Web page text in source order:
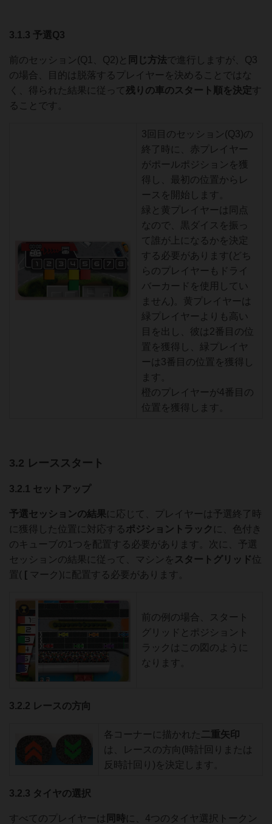
3.1.3 予選Q3
前のセッション(Q1、Q2)と 同じ方法で進行しますが、Q3
の場合、目的は脱落するプレイヤーを決めることではな
く、得られた結果に従って残りの車のスタート順を決定す
ることです。
3回目のセッション(Q3)の
終了時に、赤プレイヤー
がポールポジションを獲
得し、最初の位置からレ
ースを開始します。
緑と黄プレイヤーは同点
なので、黒ダイスを振っ
て誰が上になるかを決定
する必要があります(どち
らのプレイヤーもドライ
バーカードを使用してい
ません)。黄プレイヤーは
緑プレイヤーよりも高い
目を出し、彼は2番目の位
置を獲得し、緑プレイヤ
ーは3番目の位置を獲得し
ます。
橙のプレイヤーが4番目の
位置を獲得します。
3.2 レーススタート
3.2.1 セットアップ
予選セッションの結果に応じて、プレイヤーは予選終了時
に獲得した位置に対応するポジショントラック に、色付き
のキューブの1つを配置する必要があります。次に、予選
セッションの結果に従って、マシンを ス タートグリッド位
置( [ マーク)に配置する必要があります。
前の例の場合、スタート
グリッドとポジショント
ラックはこの図のように
なります。
3.2.2 レースの方向
各コーナーに描かれた
二重矢印
は、レースの方向(時計回りまたは
反時計回り)を決定します。
3.2.3 タイヤの選択
すべてのプレイヤーは 同時に、4つのタイヤ選択トークン